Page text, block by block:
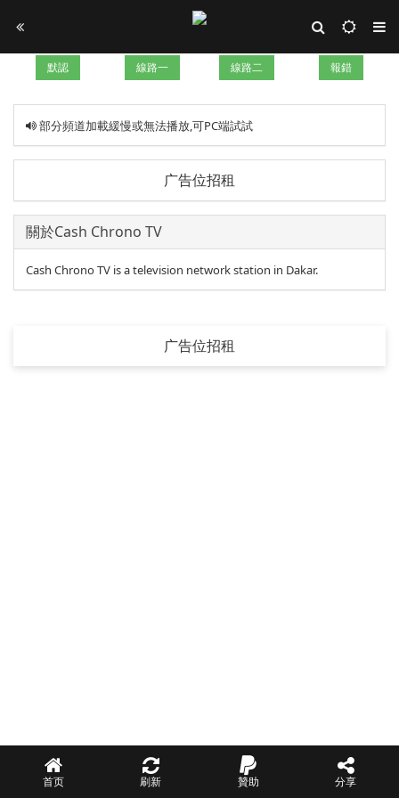
默認 線路一 線路二 報錯
部分頻道加載緩慢或無法播放,可PC端試試
广告位招租
關於Cash Chrono TV
Cash Chrono TV is a television network station in Dakar‎.
广告位招租
首页 刷新 贊助 分享